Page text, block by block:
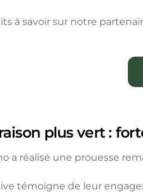
à savoir sur notre
plus vert :
a réalisé une prouesse
témoigne de leur